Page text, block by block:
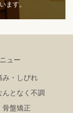
す。
ュー
み・しびれ
んとなく不調
骨盤矯正